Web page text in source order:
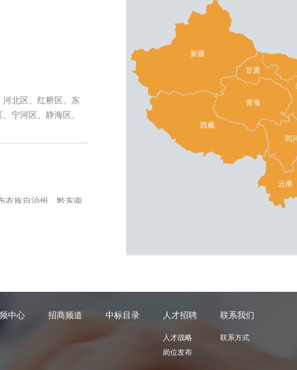
新疆
西藏
青海
甘肃
四川
云南
中心 招商频道 中标目录 人才招聘
人才战略
岗位发布
联系我们
联系方式